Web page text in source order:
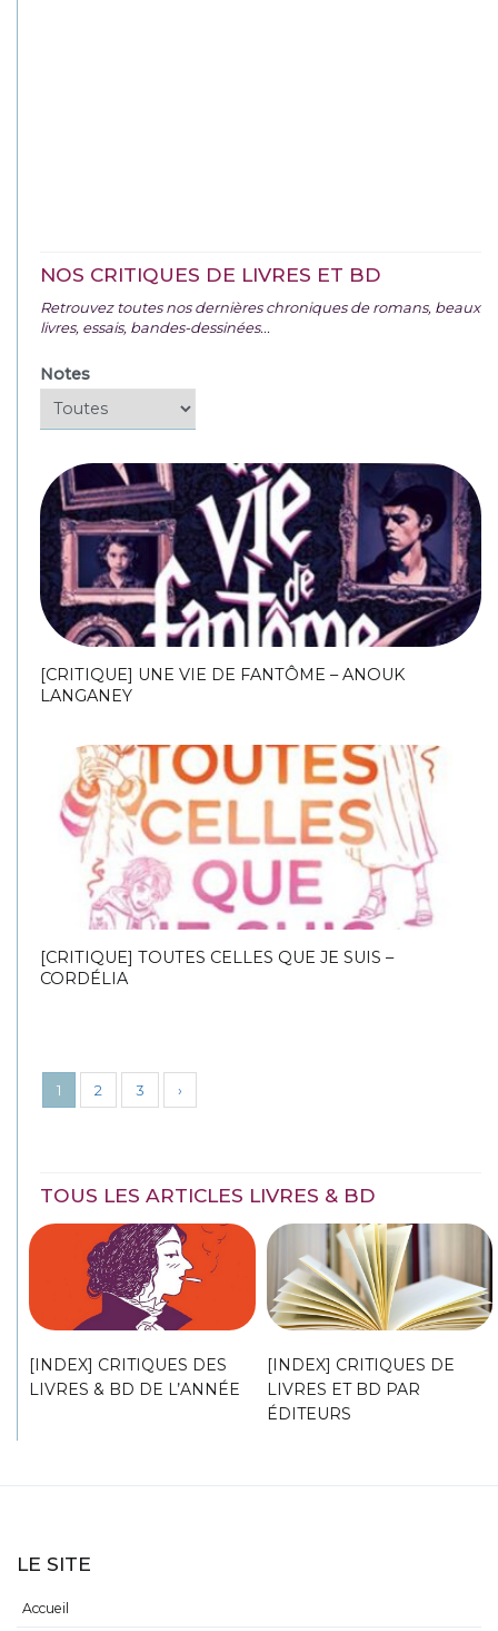
NOS CRITIQUES DE LIVRES ET BD
Retrouvez toutes nos dernières chroniques de romans, beaux
livres, essais, bandes-dessinées...
Notes
[CRITIQUE] UNE VIE DE FANTÔME – ANOUK
LANGANEY
[CRITIQUE] TOUTES CELLES QUE JE SUIS –
CORDÉLIA
1 2 3 ›
TOUS LES ARTICLES LIVRES & BD
[INDEX] CRITIQUES DES
LIVRES & BD DE L’ANNÉE
[INDEX] CRITIQUES DE
LIVRES ET BD PAR
ÉDITEURS
LE SITE
Accueil